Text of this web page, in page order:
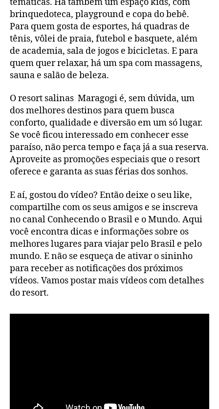
brinquedoteca, playground e copa do bebê.
Para quem gosta de esportes, há quadras de
tênis, vôlei de praia, futebol e basquete, além
de academia, sala de jogos e bicicletas. E para
quem quer relaxar, há um spa com massagens,
sauna e salão de beleza.
O resort salinas Maragogi é, sem dúvida, um
dos melhores destinos para quem busca
conforto, qualidade e diversão em um só lugar.
Se você ficou interessado em conhecer esse
paraíso, não perca tempo e faça já a sua reserva.
Aproveite as promoções especiais que o resort
oferece e garanta as suas férias dos sonhos.
E aí, gostou do vídeo? Então deixe o seu like,
compartilhe com os seus amigos e se inscreva
no canal Conhecendo o Brasil e o Mundo. Aqui
você encontra dicas e informações sobre os
melhores lugares para viajar pelo Brasil e pelo
mundo. E não se esqueça de ativar o sininho
para receber as notificações dos próximos
vídeos. Vamos postar mais vídeos com detalhes
do resort.